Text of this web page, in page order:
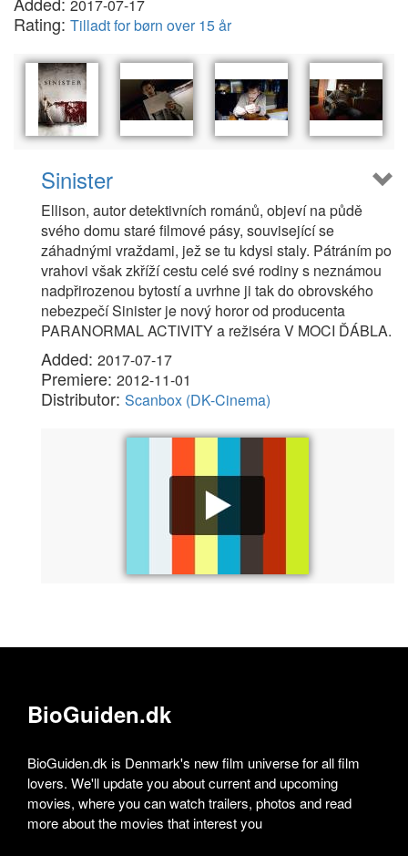
2017-07-17
Rating: Tilladt for børn over 15 år
Sinister
Ellison, autor detektivních románů, objeví na půdě
svého domu staré filmové pásy, související se
záhadnými vraždami, jež se tu kdysi staly. Pátráním po
vrahovi však zkříží cestu celé své rodiny s neznámou
nadpřirozenou bytostí a uvrhne ji tak do obrovského
nebezpečí Sinister je nový horor od producenta
PARANORMAL ACTIVITY a režiséra V MOCI ĎÁBLA.
Added: 2017-07-17
Premiere: 2012-11-01
Distributor: Scanbox (DK-Cinema)
BioGuiden.dk
BioGuiden.dk is Denmark's new film universe for all film
lovers. We'll update you about current and upcoming
movies, where you can watch trailers, photos and read
more about the movies that interest you